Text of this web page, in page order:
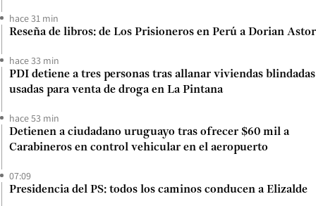
hace 31 min
Reseña de libros: de Los Prisioneros en Perú a Dorian Astor
hace 33 min
PDI detiene a tres personas tras allanar viviendas blindadas
usadas para venta de droga en La Pintana
hace 53 min
Detienen a ciudadano uruguayo tras ofrecer $60 mil a
Carabineros en control vehicular en el aeropuerto
07:09
Presidencia del PS: todos los caminos conducen a Elizalde